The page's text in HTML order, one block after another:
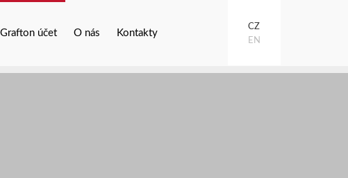
CZ
EN
Grafton účet O nás Kontakty